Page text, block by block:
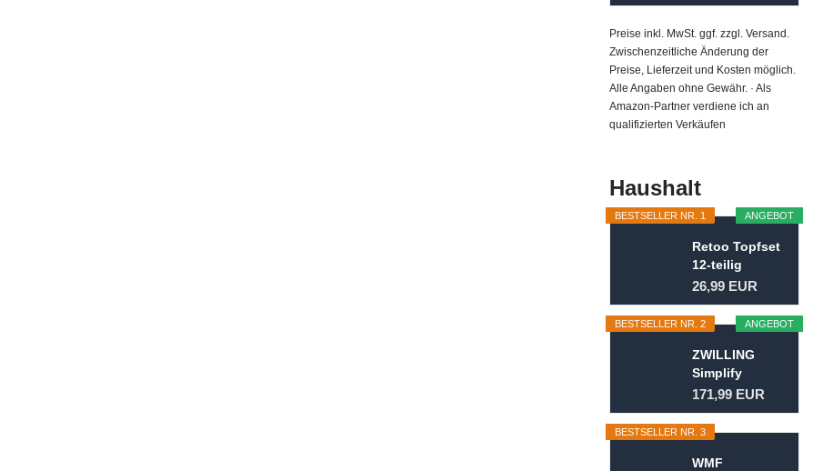
Preise inkl. MwSt. ggf. zzgl. Versand.
Zwischenzeitliche Änderung der
Preise, Lieferzeit und Kosten möglich.
Alle Angaben ohne Gewähr. · Als
Amazon-Partner verdiene ich an
qualifizierten Verkäufen
Haushalt
ANGEBOT
BESTSELLER NR. 1
Retoo Topfset
12-teilig
Kochtopf Set
26,99 EUR
ANGEBOT
BESTSELLER NR. 2
ZWILLING
Simplify
Kochtopf-Set
171,99 EUR
BESTSELLER NR. 3
WMF